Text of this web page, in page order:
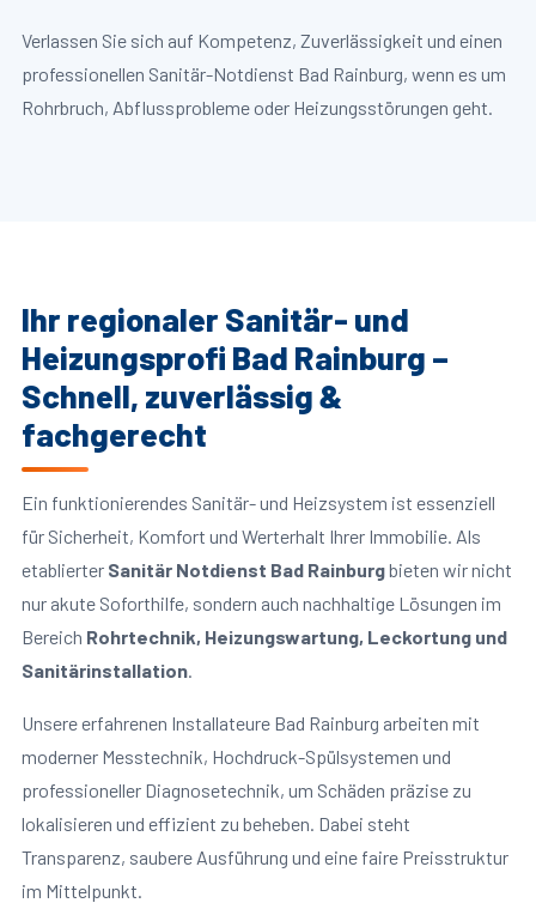
Verlassen Sie sich auf Kompetenz, Zuverlässigkeit und einen
professionellen Sanitär-Notdienst Bad Rainburg, wenn es um
Rohrbruch, Abflussprobleme oder Heizungsstörungen geht.
Ihr regionaler Sanitär- und
Heizungsprofi Bad Rainburg –
Schnell, zuverlässig &
fachgerecht
Ein funktionierendes Sanitär- und Heizsystem ist essenziell
für Sicherheit, Komfort und Werterhalt Ihrer Immobilie. Als
etablierter Sanitär Notdienst Bad Rainburgbieten wir nicht
nur akute Soforthilfe, sondern auch nachhaltige Lösungen im
Bereich Rohrtechnik, Heizungswartung, Leckortung und
Sanitärinstallation.
Unsere erfahrenen Installateure Bad Rainburg arbeiten mit
moderner Messtechnik, Hochdruck-Spülsystemen und
professioneller Diagnosetechnik, um Schäden präzise zu
lokalisieren und effizient zu beheben. Dabei steht
Transparenz, saubere Ausführung und eine faire Preisstruktur
im Mittelpunkt.